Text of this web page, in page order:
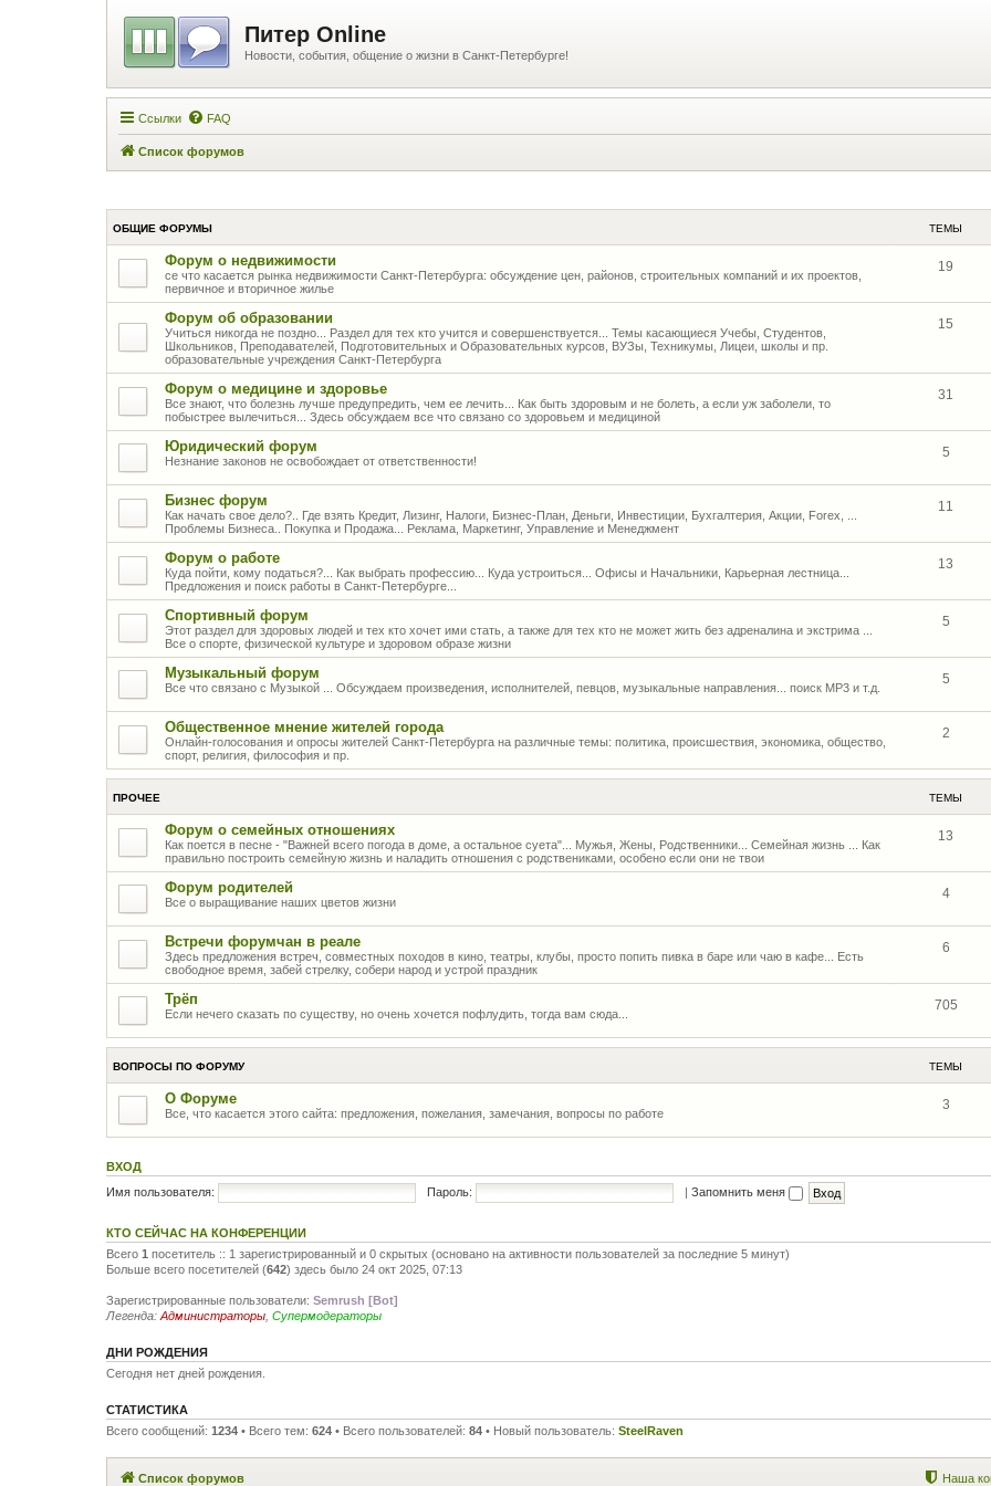
Питер Online
Новости, события, общение о жизни в Санкт-Петербурге!
Ссылки FAQ
Список форумов
ОБЩИЕ ФОРУМЫ ТЕМЫ
Форум о недвижимости
се что касается рынка недвижимости Санкт-Петербурга: обсуждение цен, районов, строительных компаний и их проектов,
первичное и вторичное жилье
19
Форум об образовании
Учиться никогда не поздно... Раздел для тех кто учится и совершенствуется... Темы касающиеся Учебы, Студентов,
Школьников, Преподавателей, Подготовительных и Образовательных курсов, ВУЗы, Техникумы, Лицеи, школы и пр.
образовательные учреждения Санкт-Петербурга
15
Форум о медицине и здоровье
Все знают, что болезнь лучше предупредить, чем ее лечить... Как быть здоровым и не болеть, а если уж заболели, то
побыстрее вылечиться... Здесь обсуждаем все что связано со здоровьем и медициной
31
Юридический форум
Незнание законов не освобождает от ответственности!
5
Бизнес форум
Как начать свое дело?.. Где взять Кредит, Лизинг, Налоги, Бизнес-План, Деньги, Инвестиции, Бухгалтерия, Акции, Forex, ...
Проблемы Бизнеса.. Покупка и Продажа... Реклама, Маркетинг, Управление и Менеджмент
11
Форум о работе
Куда пойти, кому податься?... Как выбрать профессию... Куда устроиться... Офисы и Начальники, Карьерная лестница...
Предложения и поиск работы в Санкт-Петербурге...
13
Спортивный форум
Этот раздел для здоровых людей и тех кто хочет ими стать, а также для тех кто не может жить без адреналина и экстрима ...
Все о спорте, физической культуре и здоровом образе жизни
5
Музыкальный форум
Все что связано с Музыкой ... Обсуждаем произведения, исполнителей, певцов, музыкальные направления... поиск MP3 и т.д.
5
Общественное мнение жителей города
Онлайн-голосования и опросы жителей Санкт-Петербурга на различные темы: политика, происшествия, экономика, общество,
спорт, религия, философия и пр.
2
ПРОЧЕЕ ТЕМЫ
Форум о семейных отношениях
Как поется в песне - "Важней всего погода в доме, а остальное суета"... Мужья, Жены, Родственники... Семейная жизнь ... Как
правильно построить семейную жизнь и наладить отношения с родствениками, особено если они не твои
13
Форум родителей
Все о выращивание наших цветов жизни
4
Встречи форумчан в реале
Здесь предложения встреч, совместных походов в кино, театры, клубы, просто попить пивка в баре или чаю в кафе... Есть
свободное время, забей стрелку, собери народ и устрой праздник
6
Трёп
Если нечего сказать по существу, но очень хочется пофлудить, тогда вам сюда...
705
ВОПРОСЫ ПО ФОРУМУ ТЕМЫ
О Форуме
Все, что касается этого сайта: предложения, пожелания, замечания, вопросы по работе
3
ВХОД
Имя пользователя:
Пароль: | Запомнить меня
КТО СЕЙЧАС НА КОНФЕРЕНЦИИ
Всего 1 посетитель :: 1 зарегистрированный и 0 скрытых (основано на активности пользователей за последние 5 минут)
Больше всего посетителей (642) здесь было 24 окт 2025, 07:13
Зарегистрированные пользователи: Semrush [Bot]
Легенда: Администраторы Супермодераторы
ДНИ РОЖДЕНИЯ
Сегодня нет дней рождения.
СТАТИСТИКА
Всего сообщений: 1234 • Всего тем: 624 • Всего пользователей: 84 • Новый пользователь: SteelRaven
Список форумов Наша